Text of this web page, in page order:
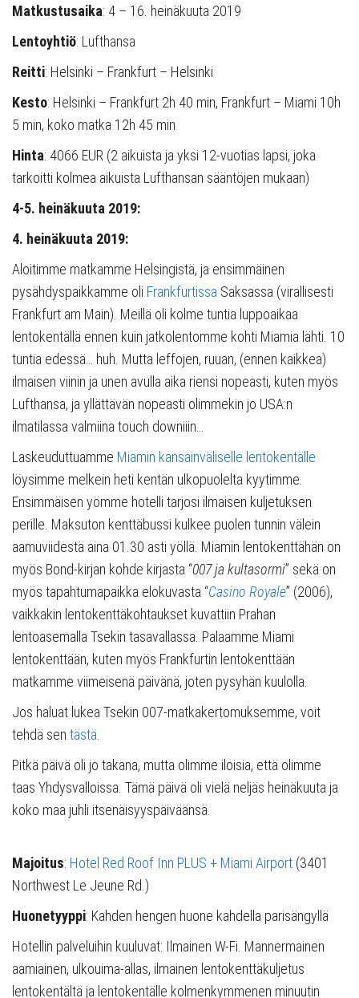
Matkustusaika: 4 – 16. heinäkuuta 2019
Lentoyhtiö: Lufthansa
Reitti: Helsinki – Frankfurt – Helsinki
Kesto: Helsinki – Frankfurt 2h 40 min, Frankfurt – Miami 10h
5 min, koko matka 12h 45 min
Hinta: 4066 EUR (2 aikuista ja yksi 12-vuotias lapsi, joka
tarkoitti kolmea aikuista Lufthansan sääntöjen mukaan)
4-5. heinäkuuta 2019:
4. heinäkuuta 2019:
Aloitimme matkamme Helsingistä, ja ensimmäinen
pysähdyspaikkamme oli Frankfurtissa Saksassa (virallisesti
Frankfurt am Main). Meillä oli kolme tuntia luppoaikaa
lentokentällä ennen kuin jatkolentomme kohti Miamia lähti. 10
tuntia edessä… huh. Mutta leffojen, ruuan, (ennen kaikkea)
ilmaisen viinin ja unen avulla aika riensi nopeasti, kuten myös
Lufthansa, ja yllättävän nopeasti olimmekin jo USA:n
ilmatilassa valmiina touch downiiin…
Laskeuduttuamme Miamin kansainväliselle lentokentälle
löysimme melkein heti kentän ulkopuolelta kyytimme.
Ensimmäisen yömme hotelli tarjosi ilmaisen kuljetuksen
perille. Maksuton kenttäbussi kulkee puolen tunnin välein
aamuviidestä aina 01.30 asti yöllä. Miamin lentokenttähän on
myös Bond-kirjan kohde kirjasta “007 ja kultasormi” sekä on
myös tapahtumapaikka elokuvasta “Casino Royale” (2006),
vaikkakin lentokenttäkohtaukset kuvattiin Prahan
lentoasemalla Tsekin tasavallassa. Palaamme Miami
lentokenttään, kuten myös Frankfurtin lentokenttään
matkamme viimeisenä päivänä, joten pysyhän kuulolla.
Jos haluat lukea Tsekin 007-matkakertomuksemme, voit
tehdä sen tästä
Pitkä päivä oli jo takana, mutta olimme iloisia, että olimme
taas Yhdysvalloissa. Tämä päivä oli vielä neljäs heinäkuuta ja
koko maa juhli itsenäisyyspäiväänsä.
Majoitus: Hotel Red Roof Inn PLUS + Miami Airport (3401
Northwest Le Jeune Rd.)
Huonetyyppi: Kahden hengen huone kahdella parisängyllä
Hotellin palveluihin kuuluvat: Ilmainen W-Fi. Mannermainen
aamiainen, ulkouima-allas, ilmainen lentokenttäkuljetus
lentokentältä ja lentokentälle kolmenkymmenen minuutin